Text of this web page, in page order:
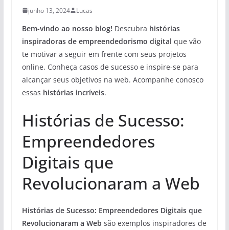
junho 13, 2024 Lucas
Bem-vindo ao nosso blog! Descubra histórias
inspiradoras de empreendedorismo digital que vão
te motivar a seguir em frente com seus projetos
online. Conheça casos de sucesso e inspire-se para
alcançar seus objetivos na web. Acompanhe conosco
essas histórias incríveis.
Histórias de Sucesso:
Empreendedores
Digitais que
Revolucionaram a Web
Histórias de Sucesso: Empreendedores Digitais que
Revolucionaram a Web são exemplos inspiradores de